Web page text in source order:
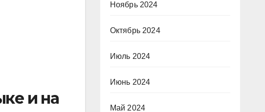
и на
Ноябрь 2024
Октябрь 2024
Июль 2024
Июнь 2024
Май 2024